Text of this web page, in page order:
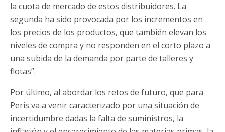
la cuota de mercado de estos distribuidores. La
segunda ha sido provocada por los incrementos en
los precios de los productos, que también elevan los
niveles de compra y no responden en el corto plazo a
una subida de la demanda por parte de talleres y
flotas”.
Por último, al abordar los retos de futuro, que para
Peris va a venir caracterizado por una situación de
incertidumbre dadas la falta de suministros, la